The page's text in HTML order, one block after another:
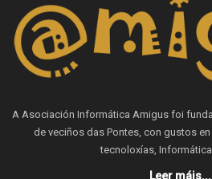
A Asociación Informática Amigus foi
de veciños das Pontes, con gustos
tecnoloxías, Informática
Leer máis...